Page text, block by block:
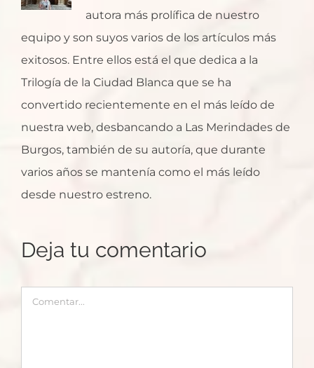
autora más prolífica de nuestro
equipo y son suyos varios de los artículos más
exitosos. Entre ellos está el que dedica a la
Trilogía de la Ciudad Blanca que se ha
convertido recientemente en el más leído de
nuestra web, desbancando a Las Merindades de
Burgos, también de su autoría, que durante
varios años se mantenía como el más leído
desde nuestro estreno.
Deja tu comentario
Comentar